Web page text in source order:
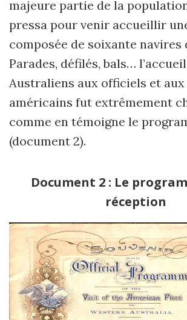
majeure partie de la
pressa pour venir accueillir
composée de soixante navires
Parades, défilés, bals…
Australiens aux officiels et
américains fut extrêmement
comme en témoigne le
(document 2).
Document 2 : Le
réception